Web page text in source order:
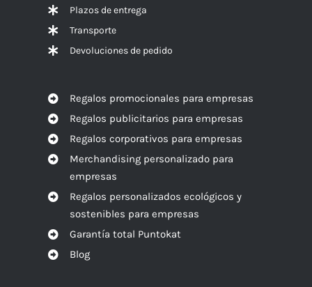
Plazos de entrega
Transporte
Devoluciones de pedido
Regalos promocionales para empresas
Regalos publicitarios para empresas
Regalos corporativos para empresas
Merchandising personalizado para
empresas
Regalos personalizados ecológicos y
sostenibles para empresas
Garantía total Puntokat
Blog